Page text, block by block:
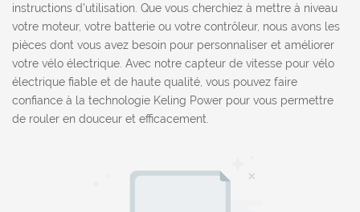
instructions d'utilisation. Que vous cherchiez à mettre à niveau
votre moteur, votre batterie ou votre contrôleur, nous avons les
pièces dont vous avez besoin pour personnaliser et améliorer
votre vélo électrique. Avec notre capteur de vitesse pour vélo
électrique fiable et de haute qualité, vous pouvez faire
confiance à la technologie Keling Power pour vous permettre
de rouler en douceur et efficacement.